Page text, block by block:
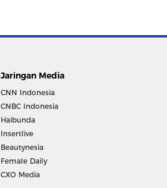
Jaringan Media
CNN Indonesia
CNBC Indonesia
Haibunda
Insertlive
Beautynesia
Female Daily
CXO Media